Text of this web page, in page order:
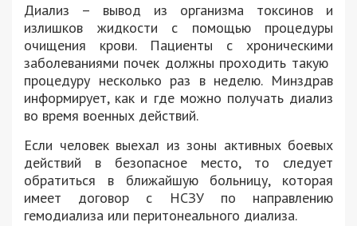
Диализ – вывод из организма токсинов и
излишков жидкости с помощью процедуры
очищения крови. Пациенты с хроническими
заболеваниями почек должны проходить такую ​​
процедуру несколько раз в неделю. Минздрав
информирует, как и где можно получать диализ
во время военных действий.
Если человек выехал из зоны активных боевых
действий в безопасное место, то следует
обратиться в ближайшую больницу, которая
имеет договор с НСЗУ по направлению
гемодиализа или перитонеального диализа.